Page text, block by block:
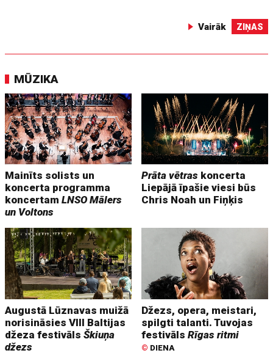
Vairāk ZIŅAS
MŪZIKA
Mainīts solists un
koncerta programma
koncertamLNSO Mālers
un Voltons
Prāta vētras koncerta
Liepājā īpašie viesi būs
Chris Noah un Fiņķis
Augustā Lūznavas muižā
norisināsies VIII Baltijas
džeza festivālsŠkiuņa
džezs
Džezs, opera, meistari,
spilgti talanti. Tuvojas
festivālsRīgas ritmi
© DIENA